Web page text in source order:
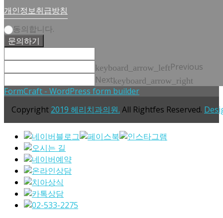
개인정보취급방침
동의합니다.
문의하기
keyboard_arrow_leftPrevious
Nextkeyboard_arrow_right
FormCraft - WordPress form builder
Copyright 2019 헤리치과의원. All Rightfes Reserved.